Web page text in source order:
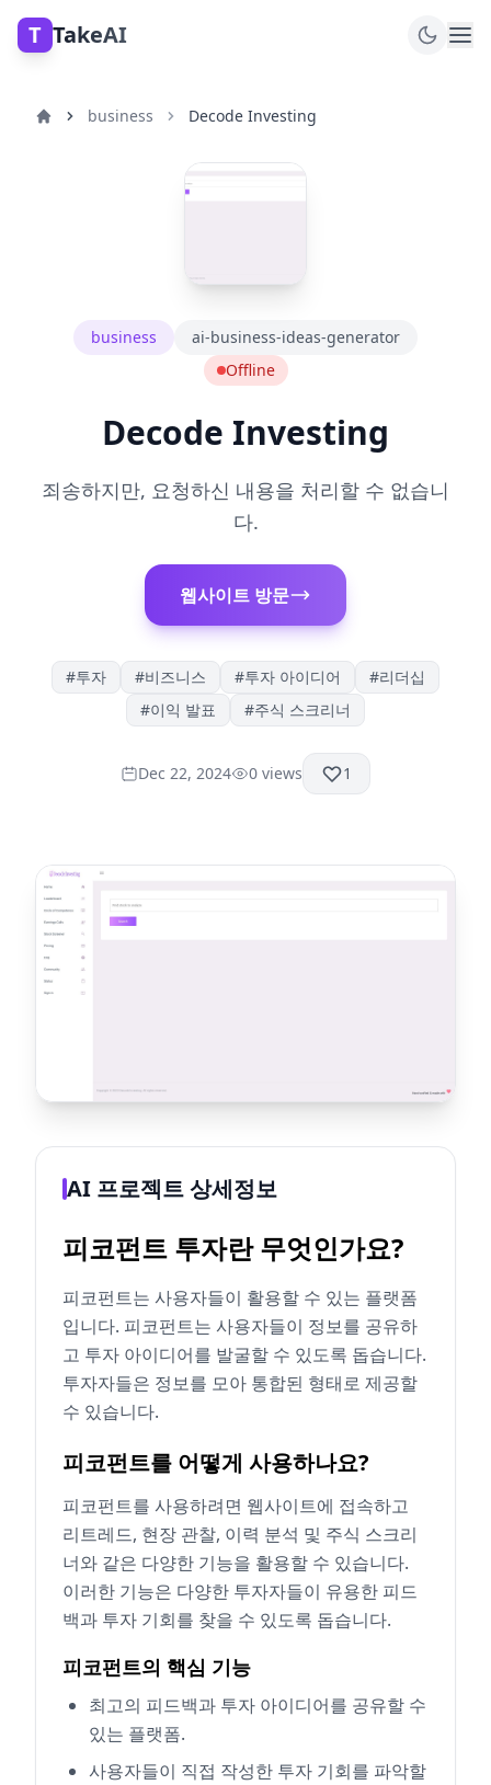
T TakeAI
business Decode Investing
business
ai-business-ideas-generator
Offline
Decode Investing
죄송하지만, 요청하신 내용을 처리할 수 없습니
다.
웹사이트 방문
#투자 #비즈니스 #투자 아이디어 #리더십
#이익 발표 #주식 스크리너
Dec 22, 2024 0 views 1
AI 프로젝트 상세정보
피코펀트 투자란 무엇인가요?
피코펀트는 사용자들이 활용할 수 있는 플랫폼
입니다. 피코펀트는 사용자들이 정보를 공유하
고 투자 아이디어를 발굴할 수 있도록 돕습니다.
투자자들은 정보를 모아 통합된 형태로 제공할
수 있습니다.
피코펀트를 어떻게 사용하나요?
피코펀트를 사용하려면 웹사이트에 접속하고
리트레드, 현장 관찰, 이력 분석 및 주식 스크리
너와 같은 다양한 기능을 활용할 수 있습니다.
이러한 기능은 다양한 투자자들이 유용한 피드
백과 투자 기회를 찾을 수 있도록 돕습니다.
피코펀트의 핵심 기능
최고의 피드백과 투자 아이디어를 공유할 수
있는 플랫폼.
사용자들이 직접 작성한 투자 기회를 파악할